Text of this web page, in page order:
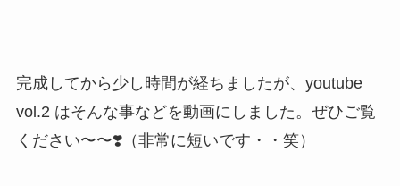
完成してから少し時間が経ちましたが、youtube
vol.2 はそんな事などを動画にしました。ぜひご覧
ください〜〜❣️（非常に短いです・・笑）